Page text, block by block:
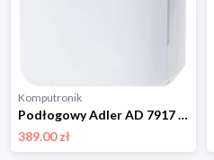
Komputronik
Podłogowy Adler AD 7917 biały
389.00 zł